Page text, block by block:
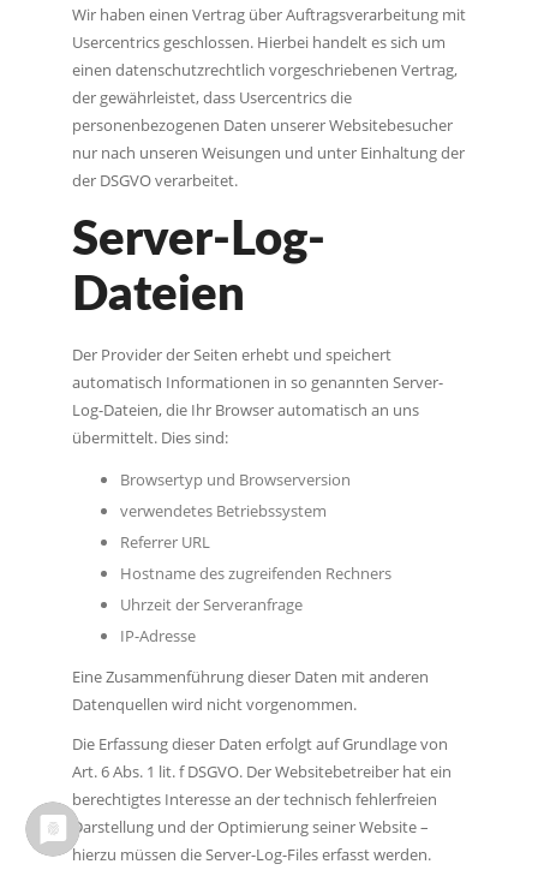
Wir haben einen Vertrag über Auftragsverarbeitung mit
Usercentrics geschlossen. Hierbei handelt es sich um
einen datenschutzrechtlich vorgeschriebenen Vertrag,
der gewährleistet, dass Usercentrics die
personenbezogenen Daten unserer Websitebesucher
nur nach unseren Weisungen und unter Einhaltung der
der DSGVO verarbeitet.
Server-Log-
Dateien
Der Provider der Seiten erhebt und speichert
automatisch Informationen in so genannten Server-
Log-Dateien, die Ihr Browser automatisch an uns
übermittelt. Dies sind:
Browsertyp und Browserversion
verwendetes Betriebssystem
Referrer URL
Hostname des zugreifenden Rechners
Uhrzeit der Serveranfrage
IP-Adresse
Eine Zusammenführung dieser Daten mit anderen
Datenquellen wird nicht vorgenommen.
Die Erfassung dieser Daten erfolgt auf Grundlage von
Art. 6 Abs. 1 lit. f DSGVO. Der Websitebetreiber hat ein
berechtigtes Interesse an der technisch fehlerfreien
Darstellung und der Optimierung seiner Website –
hierzu müssen die Server-Log-Files erfasst werden.